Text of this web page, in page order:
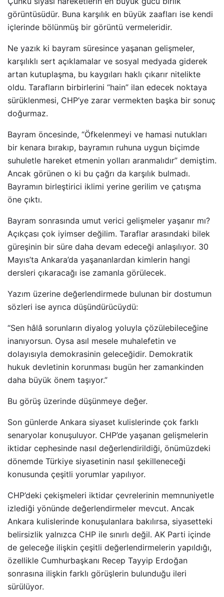
görüntüsüdür. Buna karşılık en büyük zaafları ise kendi
içlerinde bölünmüş bir görüntü vermeleridir.
Ne yazık ki bayram süresince yaşanan gelişmeler,
karşılıklı sert açıklamalar ve sosyal medyada giderek
artan kutuplaşma, bu kaygıları haklı çıkarır nitelikte
oldu. Tarafların birbirlerini “hain” ilan edecek noktaya
sürüklenmesi, CHP’ye zarar vermekten başka bir sonuç
doğurmaz.
Bayram öncesinde, “Öfkelenmeyi ve hamasi nutukları
bir kenara bırakıp, bayramın ruhuna uygun biçimde
suhuletle hareket etmenin yolları aranmalıdır” demiştim.
Ancak görünen o ki bu çağrı da karşılık bulmadı.
Bayramın birleştirici iklimi yerine gerilim ve çatışma
öne çıktı.
Bayram sonrasında umut verici gelişmeler yaşanır mı?
Açıkçası çok iyimser değilim. Taraflar arasındaki bilek
güreşinin bir süre daha devam edeceği anlaşılıyor. 30
Mayıs’ta Ankara’da yaşananlardan kimlerin hangi
dersleri çıkaracağı ise zamanla görülecek.
Yazım üzerine değerlendirmede bulunan bir dostumun
sözleri ise ayrıca düşündürücüydü:
“Sen hâlâ sorunların diyalog yoluyla çözülebileceğine
inanıyorsun. Oysa asıl mesele muhalefetin ve
dolayısıyla demokrasinin geleceğidir. Demokratik
hukuk devletinin korunması bugün her zamankinden
daha büyük önem taşıyor.”
Bu görüş üzerinde düşünmeye değer.
Son günlerde Ankara siyaset kulislerinde çok farklı
senaryolar konuşuluyor. CHP’de yaşanan gelişmelerin
iktidar cephesinde nasıl değerlendirildiği, önümüzdeki
dönemde Türkiye siyasetinin nasıl şekilleneceği
konusunda çeşitli yorumlar yapılıyor.
CHP’deki çekişmeleri iktidar çevrelerinin memnuniyetle
izlediği yönünde değerlendirmeler mevcut. Ancak
Ankara kulislerinde konuşulanlara bakılırsa, siyasetteki
belirsizlik yalnızca CHP ile sınırlı değil. AK Parti içinde
de geleceğe ilişkin çeşitli değerlendirmelerin yapıldığı,
özellikle Cumhurbaşkanı Recep Tayyip Erdoğan
sonrasına ilişkin farklı görüşlerin bulunduğu ileri
sürülüyor.